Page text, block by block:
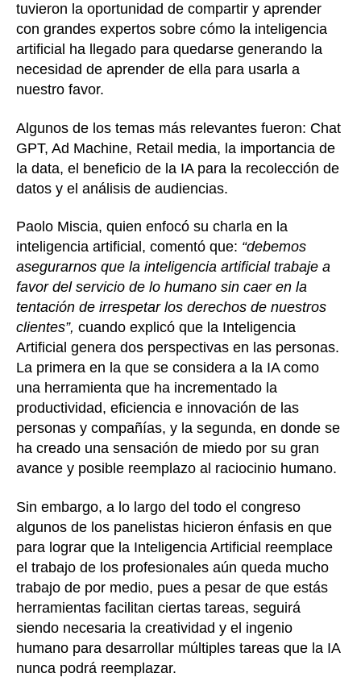
tuvieron la oportunidad de compartir y aprender
con grandes expertos sobre cómo la inteligencia
artificial ha llegado para quedarse generando la
necesidad de aprender de ella para usarla a
nuestro favor.
Algunos de los temas más relevantes fueron: Chat
GPT, Ad Machine, Retail media, la importancia de
la data, el beneficio de la IA para la recolección de
datos y el análisis de audiencias.
Paolo Miscia, quien enfocó su charla en la
inteligencia artificial, comentó que: “debemos
asegurarnos que la inteligencia artificial trabaje a
favor del servicio de lo humano sin caer en la
tentación de irrespetar los derechos de nuestros
clientes”, cuando explicó que la Inteligencia
Artificial genera dos perspectivas en las personas.
La primera en la que se considera a la IA como
una herramienta que ha incrementado la
productividad, eficiencia e innovación de las
personas y compañías, y la segunda, en donde se
ha creado una sensación de miedo por su gran
avance y posible reemplazo al raciocinio humano.
Sin embargo, a lo largo del todo el congreso
algunos de los panelistas hicieron énfasis en que
para lograr que la Inteligencia Artificial reemplace
el trabajo de los profesionales aún queda mucho
trabajo de por medio, pues a pesar de que estás
herramientas facilitan ciertas tareas, seguirá
siendo necesaria la creatividad y el ingenio
humano para desarrollar múltiples tareas que la IA
nunca podrá reemplazar.